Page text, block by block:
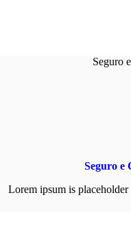
Seguro e
Lorem ipsum is